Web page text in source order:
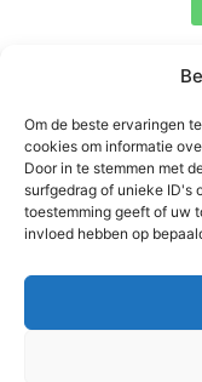
Om de beste ervaringen
cookies om informatie
Door in te stemmen met
surfgedrag of unieke ID's
toestemming geeft of uw
invloed hebben op
Abtstraat 17
5504 CH
Veldhoven
+31 06
53827900